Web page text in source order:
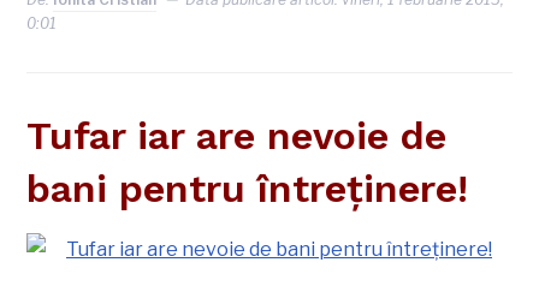
0:01
Tufar iar are nevoie de
bani pentru întreţinere!